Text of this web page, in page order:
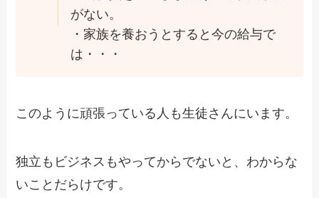
がない。
・家族を養おうとすると今の給与で
は・・・
このように頑張っている人も生徒さんにいます。
独立もビジネスもやってからでないと、わからな
いことだらけです。